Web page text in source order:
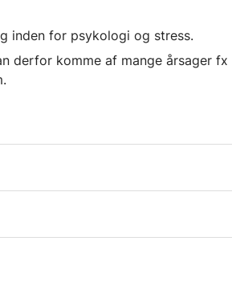
inden for psykologi og stress.
derfor komme af mange årsager